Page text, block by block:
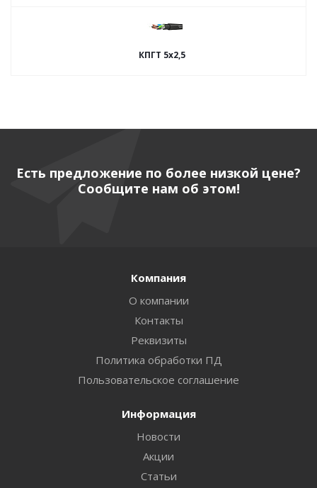
КПГТ 5х2,5
Есть предложение по более низкой цене?
Сообщите нам об этом!
Компания
О компании
Контакты
Реквизиты
Политика обработки ПД
Пользовательское соглашение
Информация
Новости
Акции
Статьи